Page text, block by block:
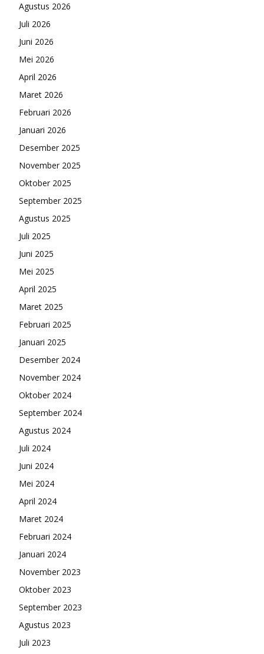
Agustus 2026
Juli 2026
Juni 2026
Mei 2026
April 2026
Maret 2026
Februari 2026
Januari 2026
Desember 2025
November 2025
Oktober 2025
September 2025
Agustus 2025
Juli 2025
Juni 2025
Mei 2025
April 2025
Maret 2025
Februari 2025
Januari 2025
Desember 2024
November 2024
Oktober 2024
September 2024
Agustus 2024
Juli 2024
Juni 2024
Mei 2024
April 2024
Maret 2024
Februari 2024
Januari 2024
November 2023
Oktober 2023
September 2023
Agustus 2023
Juli 2023